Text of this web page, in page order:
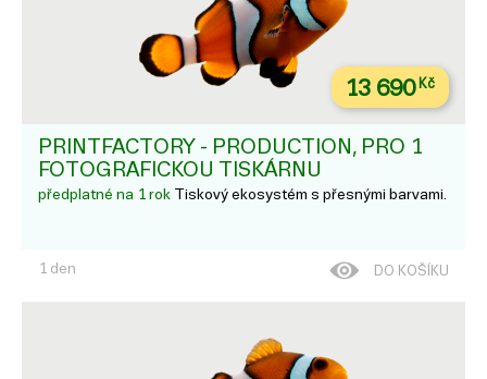
13 690Kč
PRINTFACTORY - PRODUCTION, PRO 1
FOTOGRAFICKOU TISKÁRNU
předplatné na 1 rok Tiskový ekosystém s přesnými barvami.
1 den DO KOŠÍKU